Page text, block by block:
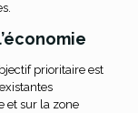
prioritaire est
et sur la zone